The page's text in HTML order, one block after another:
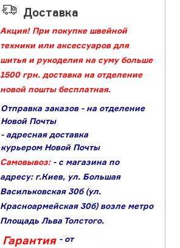
Доставка
Акция! При покупке швейной
техники или аксессуаров для
шитья и рукоделия на суму больше
1500 грн. доставка на отделение
новой пошты бесплатная.
Отправка заказов - на отделение
Новой Почты
- адресная доставка
курьером Новой Почты
Самовывоз: - с магазина по
адресу: г.Киев, ул. Большая
Васильковская 30б (ул.
Красноармейская 30б) возле метро
Площадь Льва Толстого.
Гарантия - от